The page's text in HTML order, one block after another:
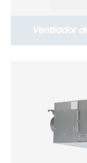
Ventilador
série